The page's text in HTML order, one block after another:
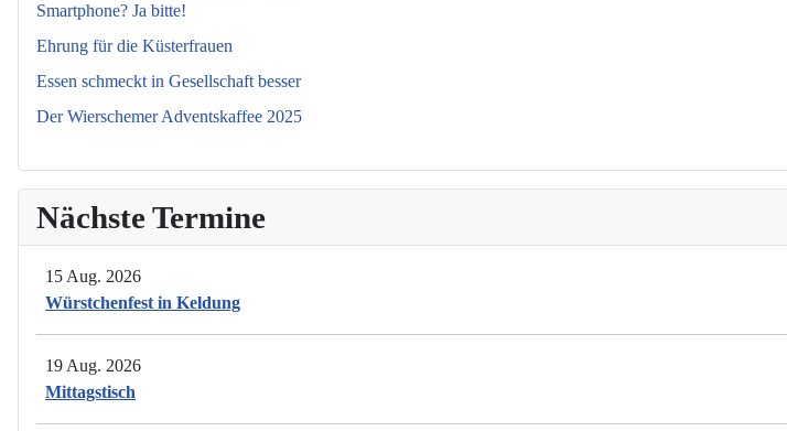
Smartphone? Ja bitte!
Ehrung für die Küsterfrauen
Essen schmeckt in Gesellschaft besser
Der Wierschemer Adventskaffee 2025
Nächste Termine
15 Aug. 2026
Würstchenfest in Keldung
19 Aug. 2026
Mittagstisch